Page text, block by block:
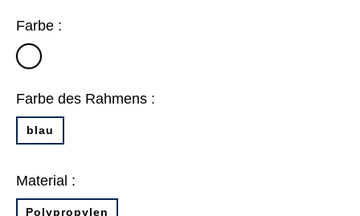
Farbe :
transparent
Farbe des Rahmens :
blau
Material :
Polypropylen